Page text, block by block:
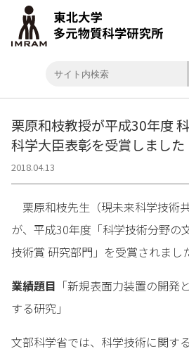
栗原和枝教授が平成30年度
科学大臣表彰を受賞しました
2018.04.13
栗原和枝先生（現未来科学技術
が、平成30年度「科学技術分野の
技術賞 研究部門」を受賞されまし
業績題目 「新規表面力装置の開発
する研究」
文部科学省では、科学技術に関す